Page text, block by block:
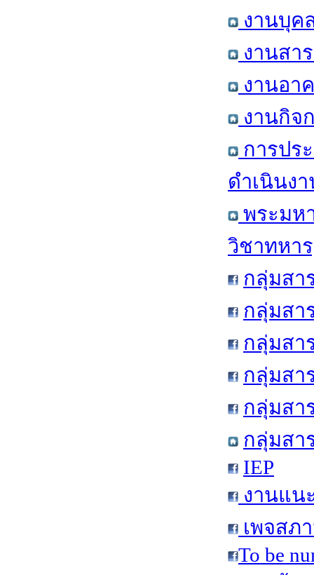
งานบุค
งานสา
งานอา
งานกิจ
การปร
ดำเนินง
พระมห
วิชาทหา
กลุ่มสา
กลุ่มสา
กลุ่มสา
กลุ่มสา
กลุ่มสา
กลุ่มสา
IEP
งานแน
เพจสภ
To be